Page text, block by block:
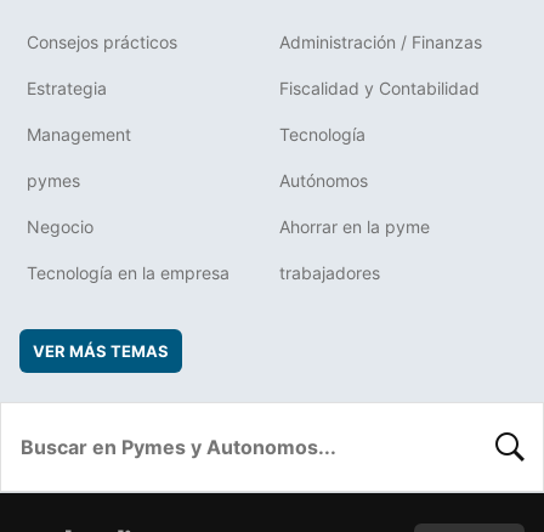
Consejos prácticos Administración / Finanzas
Estrategia Fiscalidad y Contabilidad
Management Tecnología
pymes Autónomos
Negocio Ahorrar en la pyme
Tecnología en la empresa trabajadores
VER MÁS TEMAS